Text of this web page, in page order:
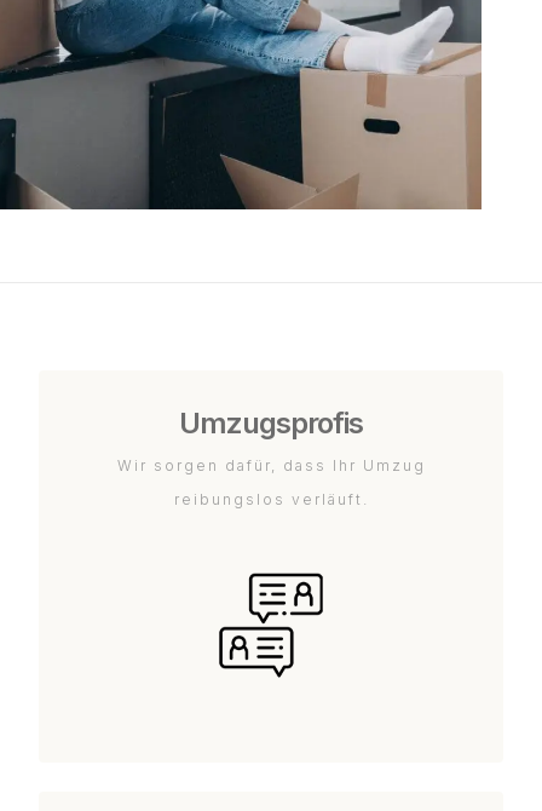
Umzugsprofis
Wir sorgen dafür, dass Ihr Umzug
reibungslos verläuft.